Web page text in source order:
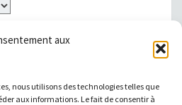
aux
nous utilisons des technologies telles que
aux informations. Le fait de consentir à